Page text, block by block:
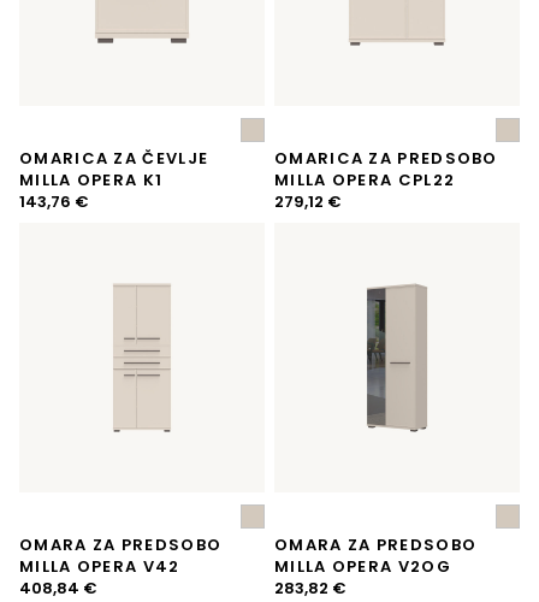
OMARICA ZA ČEVLJE
MILLA OPERA K1
143,76 €
OMARICA ZA PREDSOBO
MILLA OPERA CPL22
279,12 €
OMARA ZA PREDSOBO
MILLA OPERA V42
408,84 €
OMARA ZA PREDSOBO
MILLA OPERA V2OG
283,82 €